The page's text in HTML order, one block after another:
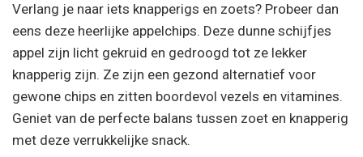
Verlang je naar iets knapperigs en zoets? Probeer dan
eens deze heerlijke appelchips. Deze dunne schijfjes
appel zijn licht gekruid en gedroogd tot ze lekker
knapperig zijn. Ze zijn een gezond alternatief voor
gewone chips en zitten boordevol vezels en vitamines.
Geniet van de perfecte balans tussen zoet en knapperig
met deze verrukkelijke snack.